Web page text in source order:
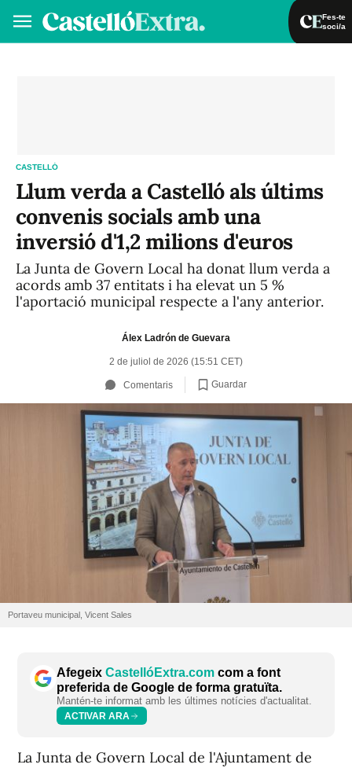
Fes-te
soci/a
CASTELLÓ
Llum verda a Castelló als últims
convenis socials amb una
inversió d'1,2 milions d'euros
La Junta de Govern Local ha donat llum verda a
acords amb 37 entitats i ha elevat un 5 %
l'aportació municipal respecte a l'any anterior.
Álex Ladrón de Guevara
2 de juliol de 2026 (15:51 CET)
Comentaris Guardar
Portaveu municipal, Vicent Sales
Afegeix CastellóExtra.com com a font
preferida de Google de forma gratuïta.
Mantén-te informat amb les últimes notícies d'actualitat.
ACTIVAR ARA
La Junta de Govern Local de l'Ajuntament de